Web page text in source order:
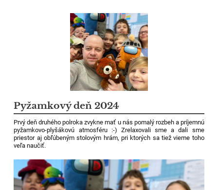
Pyžamkový deň 2024
Prvý deň druhého polroka zvykne mať u nás pomalý rozbeh a príjemnú
pyžamkovo-plyšákovú atmosféru :-) Zrelaxovali sme a dali sme
priestor aj obľúbeným stolovým hrám, pri ktorých sa tiež vieme toho
veľa naučiť.